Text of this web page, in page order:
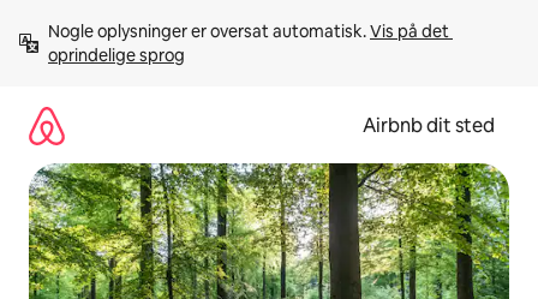
videre
Nogle oplysninger er oversat automatisk. Vis på det
oprindelige sprog
Airbnb dit sted